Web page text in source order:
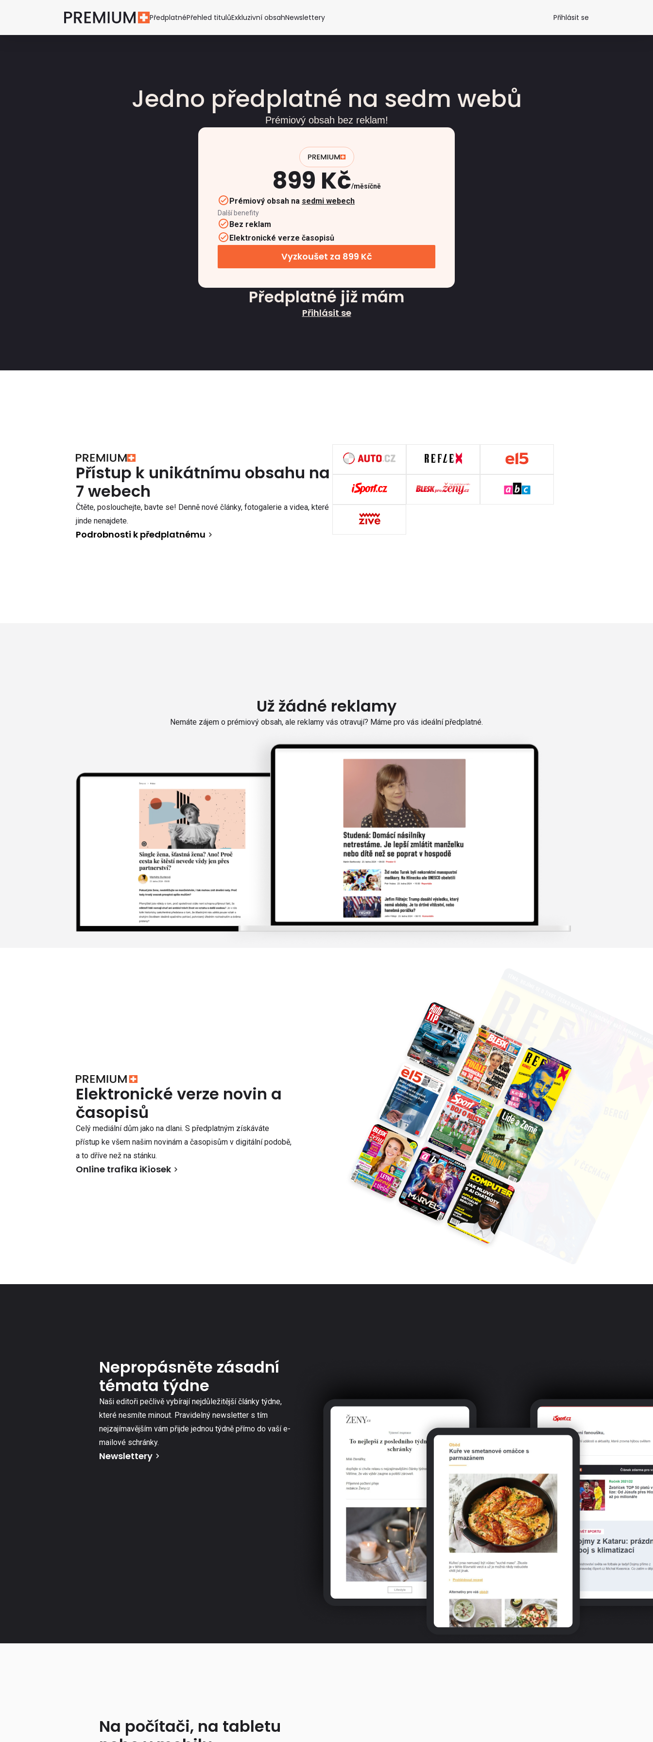
PředplatnéPřehled titulůExkluzivní obsahNewslettery Přihlásit se
Jedno předplatné na sedm webů
Prémiový obsah bez reklam!
899 Kč měsíčně
Prémiový obsah na sedmi webech
Další benefity
Bez reklam
Elektronické verze časopisů
Vyzkoušet za 899 Kč
Předplatné již mám
Přihlásit se
Přístup k unikátnímu obsahu na
7 webech
Čtěte, poslouchejte, bavte se! Denně nové články, fotogalerie a videa, které
jinde nenajdete.
Podrobnosti k předplatnému
Už žádné reklamy
Nemáte zájem o prémiový obsah, ale reklamy vás otravují? Máme pro vás ideální předplatné.
Elektronické verze novin a
časopisů
Celý mediální dům jako na dlani. S předplatným získáváte
přístup ke všem našim novinám a časopisům v digitální podobě,
a to dříve než na stánku.
Online trafika iKiosek
Nepropásněte zásadní
témata týdne
Naši editoři pečlivě vybírají nejdůležitější články týdne,
které nesmíte minout. Pravidelný newsletter s tím
nejzajímavějším vám přijde jednou týdně přímo do vaší e-
mailové schránky.
Newslettery
Na počítači, na tabletu